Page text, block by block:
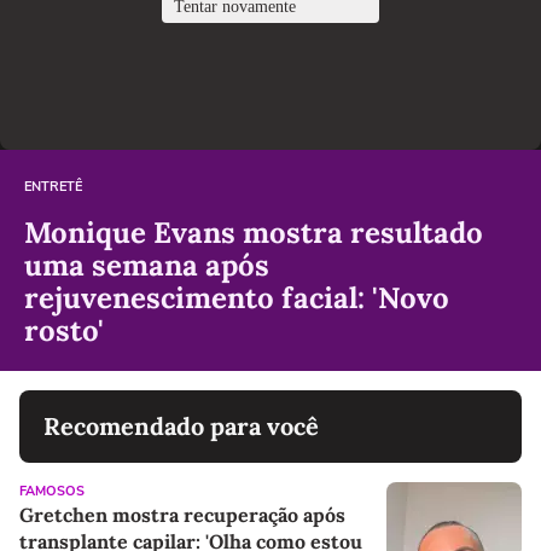
ENTRETÊ
Monique Evans mostra resultado
uma semana após
rejuvenescimento facial: 'Novo
rosto'
Recomendado para você
FAMOSOS
Gretchen mostra recuperação após
transplante capilar: 'Olha como estou